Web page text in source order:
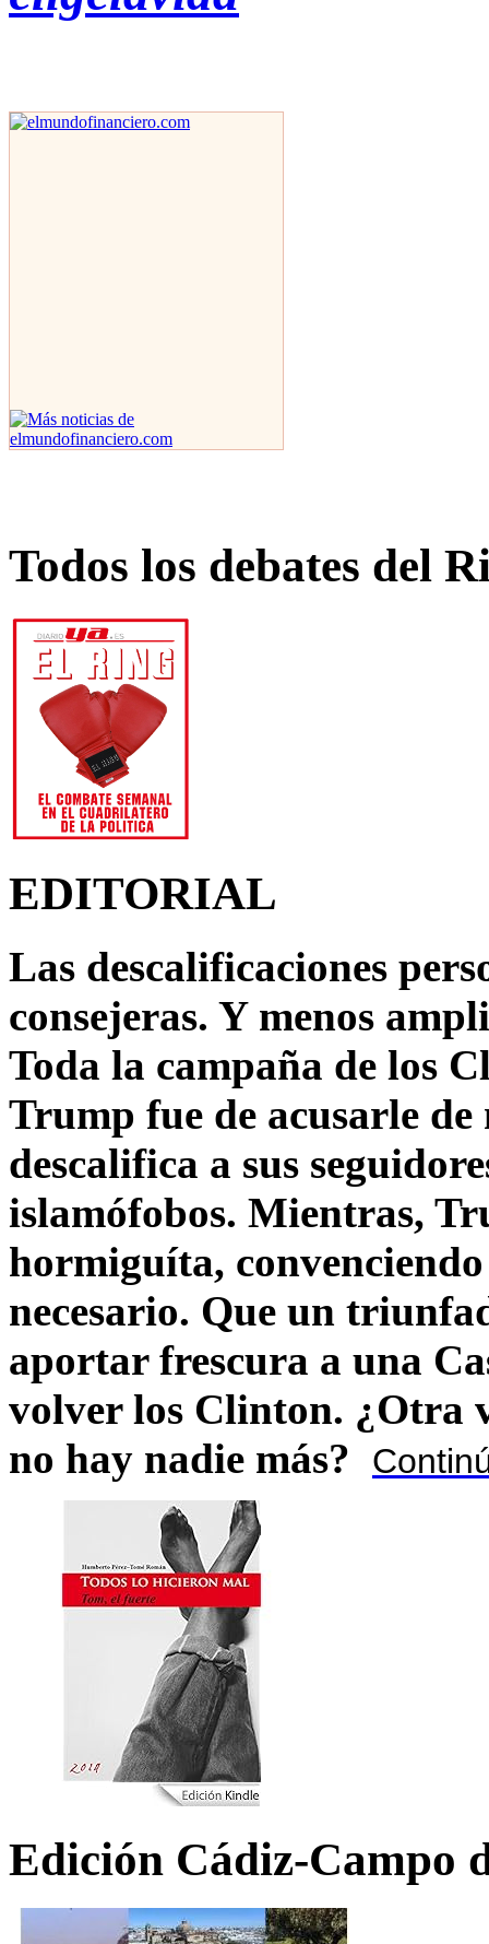
Todos los debates del
EDITORIAL
Las descalificaciones
consejeras. Y menos
Toda la campaña de los
Trump fue de acusarle
descalifica a sus
islamófobos. Mientras,
hormiguíta,
necesario. Que un
aportar frescura a una
volver los Clinton. ¿Otra
no hay nadie más?
Edición Cádiz-Campo